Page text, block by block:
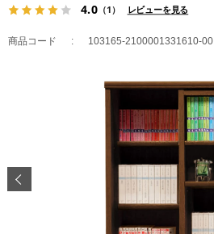
4.0（1） レビューを見る
商品コード 103165-2100001331610-00